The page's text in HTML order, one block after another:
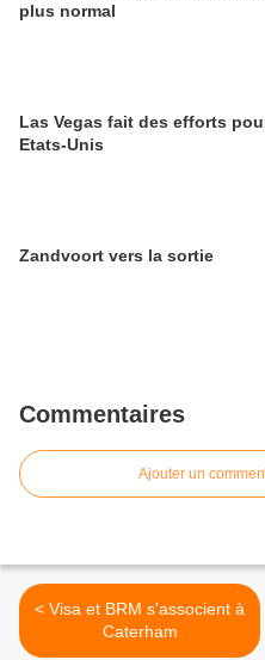
plus normal
Las Vegas fait des efforts
Etats-Unis
Zandvoort vers la sortie
Commentaires
Ajouter un
< Visa et BRM s'associent à
Caterham